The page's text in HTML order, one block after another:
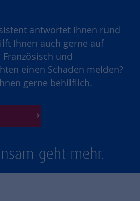
antwortet Ihnen rund
Ihnen auch gerne auf
Französisch und
einen Schaden melden?
gerne behilflich.